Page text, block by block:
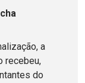
a
recebeu,
do